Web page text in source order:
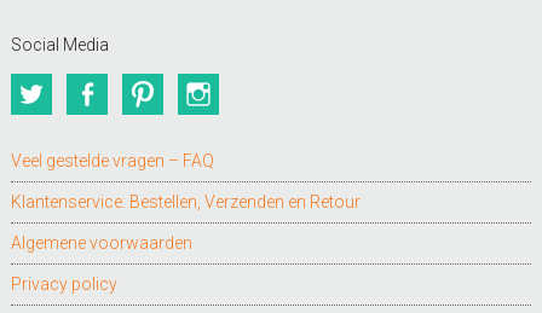
Social Media
TwitterFacebookPinterest
Veel gestelde vragen – FAQ
Klantenservice: Bestellen, Verzenden en Retour
Algemene voorwaarden
Privacy policy